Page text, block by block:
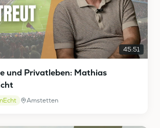
45:51
und Privatleben: Mathias
Amstetten